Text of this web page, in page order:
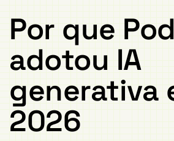
Por que
adotou IA
generativa
2026